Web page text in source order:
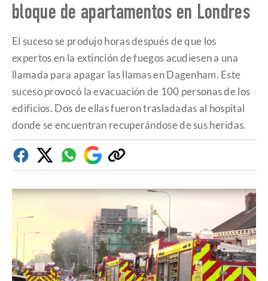
bloque de apartamentos en Londres
El suceso se produjo horas después de que los
expertos en la extinción de fuegos acudiesen a una
llamada para apagar las llamas en Dagenham. Este
suceso provocó la evacuación de 100 personas de los
edificios. Dos de ellas fueron trasladadas al hospital
donde se encuentran recuperándose de sus heridas.
FacebookTwitterWhatsapp
Google
Discover
Copiar
enlace